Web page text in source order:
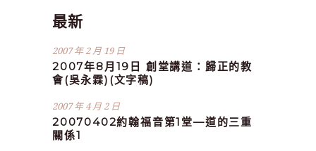
最新
2007 年 2 月 19 日
2007年8月19日 創堂講道：歸正的教
會(吳永霖)(文字稿)
2007 年 4 月 2 日
20070402約翰福音第1堂—道的三重
關係1